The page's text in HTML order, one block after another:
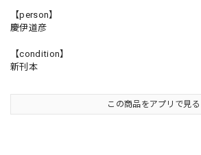
【person】
慶伊道彦
【condition】
新刊本
この商品をアプリで見る